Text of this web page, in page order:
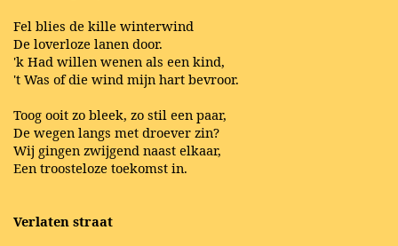
Fel blies de kille winterwind
De loverloze lanen door.
'k Had willen wenen als een kind,
't Was of die wind mijn hart bevroor.
Toog ooit zo bleek, zo stil een paar,
De wegen langs met droever zin?
Wij gingen zwijgend naast elkaar,
Een troosteloze toekomst in.
Verlaten straat